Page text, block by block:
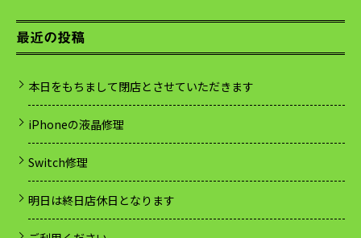
最近の投稿
本日をもちまして閉店とさせていただきます
iPhoneの液晶修理
Switch修理
明日は終日店休日となります